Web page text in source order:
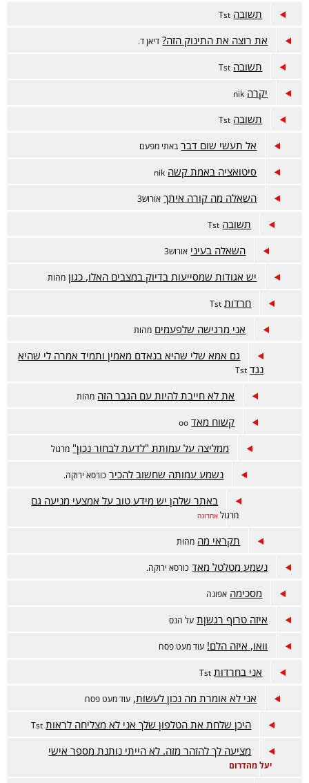
תשובה Tst
את רוצה את התינוק הזה? דיאן ד.
תשובה Tst
יקרה nik
תשובה Tst
אל תעשי שום דבר באתי מפעם
סיטואציה באמת קשה nik
השאלה מה קורה איתך אורוש3
תשובה Tst
השאלה בעיני אורוש3
יש אגודות שמסייעות בדיוק במצבים האלו, כגון מהות
חרדות Tst
אני מרגישה שלפעמים מהות
גם אמא שלי שהיא בנאדם מאמין ותמיד אמרה לי שהיא
נגד Tst
את לא חייבת להיות עם הגבר הזה מהות
קשוח מאד oo
ממליצה על עמותת "לדעת לבחור נכון" מרגול
נשמע עמותה שחשוב להכיר כורסא ירוקה.
באתר שלהן יש מידע טוב על אמצעי מניעה גם
מרגול אחרונה
תקראי מה מהות
נשמע מטלטל מאד כורסא ירוקה.
מסכימה אפונה
איזה טרוף רגשןת על הנס
וואו, איזה הלם! עוד מעט פסח
אני בחרדות Tst
אני לא אומרת מה נכון לעשות, עוד מעט פסח
היכן שלחת את הטלפון שלך אני לא מצליחה לראות Tst
מציעה לך להזהר מזה. לא הייתי נותנת מספר אישי
יעל מהדרום